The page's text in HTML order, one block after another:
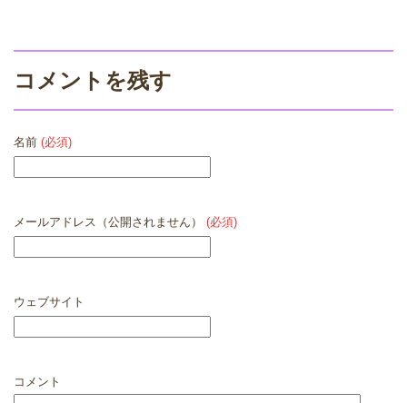
コメントを残す
名前 (必須)
メールアドレス（公開されません） (必須)
ウェブサイト
コメント